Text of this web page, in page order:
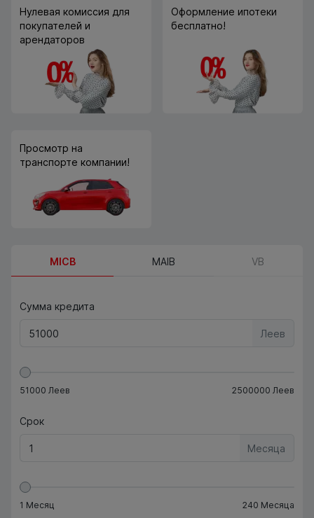
Нулевая комиссия для
покупателей и
арендаторов
Оформление ипотеки
бесплатно!
Просмотр на
транспорте компании!
MICB MAIB VB
Сумма кредита
Леев
51000 Леев 2500000 Леев
Срок
Месяца
1 Месяц 240 Месяца